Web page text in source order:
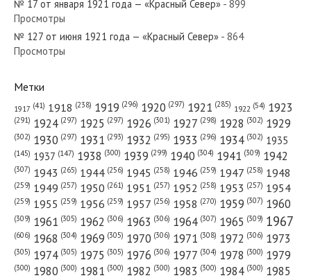
№ 295 от декабря 1983 года — «Красный Север»
№ 155 от июля 1931 года — «Красный Север»
№ 283 от декабря 1923 года — «Красный Север»
№ 17 от января 1921 года — «Красный Север» - 899
Просмотры
№ 127 от июня 1921 года — «Красный Север» - 864
Просмотры
Метки
1917 (41) 1918 (238) 1919 (296) 1920 (297) 1921 (285) 1922 (54) 1923
(291) 1924 (297) 1925 (297) 1926 (301) 1927 (298) 1928 (302) 1929
(302) 1930 (297) 1931 (293) 1932 (295) 1933 (296) 1934 (302) 1935
(145) 1937 (147) 1938 (300) 1939 (299) 1940 (304) 1941 (309) 1942
(307) 1943 (265) 1944 (256) 1945 (258) 1946 (259) 1947 (258) 1948
(259) 1949 (257) 1950 (261) 1951 (257) 1952 (258) 1953 (257) 1954
(259) 1955 (259) 1956 (259) 1957 (256) 1958 (270) 1959 (307) 1960
(309) 1961 (305) 1962 (306) 1963 (306) 1964 (307) 1965 (309) 1967
(606) 1968 (304) 1969 (305) 1970 (306) 1971 (308) 1972 (306) 1973
(305) 1974 (305) 1975 (305) 1976 (306) 1977 (304) 1978 (300) 1979
(300) 1980 (300) 1981 (300) 1982 (300) 1983 (300) 1984 (300) 1985